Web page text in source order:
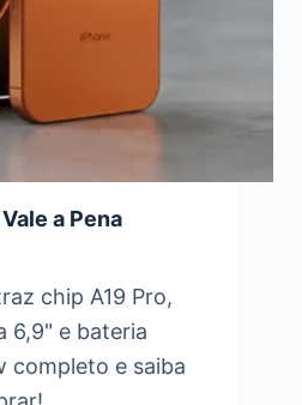
a Pena
chip A19 Pro,
6,9" e bateria
completo e saiba